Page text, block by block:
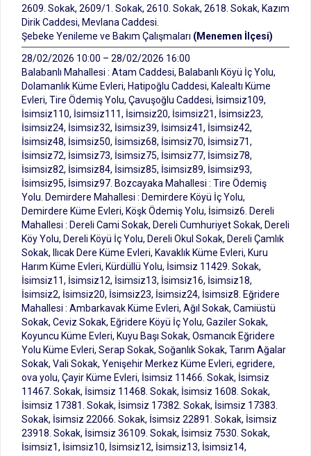
2609. Sokak, 2609/1. Sokak, 2610. Sokak, 2618. Sokak, Kazım
Dirik Caddesi, Mevlana Caddesi.
Şebeke Yenileme ve Bakım Çalışmaları (Menemen İlçesi)
28/02/2026 10:00 – 28/02/2026 16:00
Balabanlı Mahallesi : Atam Caddesi, Balabanlı Köyü İç Yolu,
Dolamanlık Küme Evleri, Hatipoğlu Caddesi, Kalealtı Küme
Evleri, Tire Ödemiş Yolu, Çavuşoğlu Caddesi, İsimsiz109,
İsimsiz110, İsimsiz111, İsimsiz20, İsimsiz21, İsimsiz23,
İsimsiz24, İsimsiz32, İsimsiz39, İsimsiz41, İsimsiz42,
İsimsiz48, İsimsiz50, İsimsiz68, İsimsiz70, İsimsiz71,
İsimsiz72, İsimsiz73, İsimsiz75, İsimsiz77, İsimsiz78,
İsimsiz82, İsimsiz84, İsimsiz85, İsimsiz89, İsimsiz93,
İsimsiz95, İsimsiz97. Bozcayaka Mahallesi : Tire Ödemiş
Yolu. Demirdere Mahallesi : Demirdere Köyü İç Yolu,
Demirdere Küme Evleri, Köşk Ödemiş Yolu, İsimsiz6. Dereli
Mahallesi : Dereli Cami Sokak, Dereli Cumhuriyet Sokak, Dereli
Köy Yolu, Dereli Köyü İç Yolu, Dereli Okul Sokak, Dereli Çamlık
Sokak, Ilıcak Dere Küme Evleri, Kavaklık Küme Evleri, Kuru
Harım Küme Evleri, Kürdüllü Yolu, İsimsiz 11429. Sokak,
İsimsiz11, İsimsiz12, İsimsiz13, İsimsiz16, İsimsiz18,
İsimsiz2, İsimsiz20, İsimsiz23, İsimsiz24, İsimsiz8. Eğridere
Mahallesi : Ambarkavak Küme Evleri, Ağıl Sokak, Camiüstü
Sokak, Ceviz Sokak, Eğridere Köyü İç Yolu, Gaziler Sokak,
Koyuncu Küme Evleri, Kuyu Başı Sokak, Osmancık Eğridere
Yolu Küme Evleri, Serap Sokak, Soğanlık Sokak, Tarım Ağalar
Sokak, Vali Sokak, Yenişehir Merkez Küme Evleri, egridere,
ova yolu, Çayir Küme Evleri, İsimsiz 11466. Sokak, İsimsiz
11467. Sokak, İsimsiz 11468. Sokak, İsimsiz 1608. Sokak,
İsimsiz 17381. Sokak, İsimsiz 17382. Sokak, İsimsiz 17383.
Sokak, İsimsiz 22066. Sokak, İsimsiz 22891. Sokak, İsimsiz
23918. Sokak, İsimsiz 36109. Sokak, İsimsiz 7530. Sokak,
İsimsiz1, İsimsiz10, İsimsiz12, İsimsiz13, İsimsiz14,